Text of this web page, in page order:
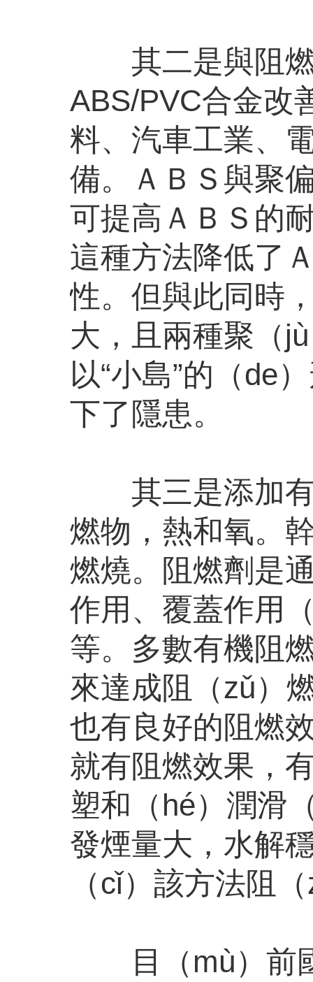
其二是與阻燃
ABS/PVC合金改
料、汽車工業、
備。ＡＢＳ與聚
可提高ＡＢＳ的
這種方法降低了
性。但與此同時
大，且兩種聚（
以“小島”的（de
下了隱患。
其三是添加有
燃物，熱和氧。
燃燒。阻燃劑是
作用、覆蓋作用
等。多數有機阻
來達成阻（zǔ）
也有良好的阻燃
就有阻燃效果，
塑和（hé）潤滑
發煙量大，水解
（cǐ）該方法阻
目（mù）前國